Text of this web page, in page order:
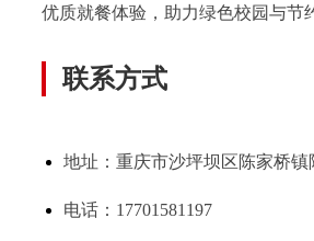
优质就餐体验，助力绿色校园与节
联系方式
地址： 重庆市沙坪坝区陈家桥镇
电话：17701581197